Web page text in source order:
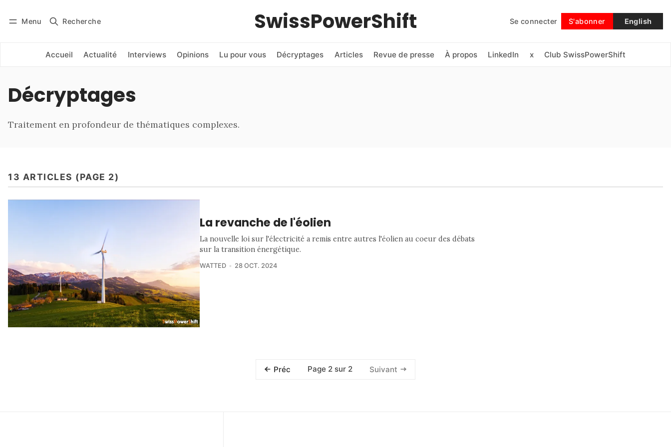
Menu Recherche SwissPowerShift Se connecter S'abonner English
Accueil Actualité Interviews Opinions Lu pour vous Décryptages Articles Revue de presse À propos LinkedIn x Club SwissPowerShift
Se connecter Suivre
Décryptages
Traitement en profondeur de thématiques complexes.
13 ARTICLES (PAGE 2)
La revanche de l'éolien
La nouvelle loi sur l'électricité a remis entre autres l'éolien au coeur des débats
sur la transition énergétique.
WATTED 28 OCT. 2024
Préc Page 2 sur 2 Suivant